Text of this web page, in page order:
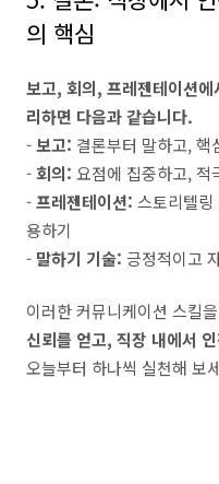
의 핵심
보고, 회의, 프레젠테이션
리하면 다음과 같습니다.
-보고: 결론부터 말하고, 핵
-회의: 요점에 집중하고, 적
-프레젠테이션: 스토리텔
용하기
- 말하기 기술: 긍정적이고
이러한 커뮤니케이션 스킬
신뢰를 얻고, 직장 내에서
오늘부터 하나씩 실천해 보